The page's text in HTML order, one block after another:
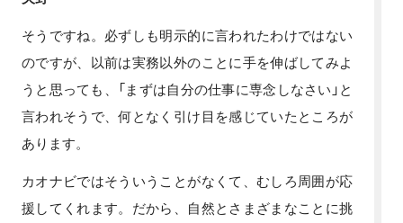
そうですね。必ずしも明示的に言われたわけではない
のですが、以前は実務以外のことに手を伸ばしてみよ
うと思っても、「まずは自分の仕事に専念しなさい」と
言われそうで、何となく引け目を感じていたところが
あります。
カオナビではそういうことがなくて、むしろ周囲が応
援してくれます。だから、自然とさまざまなことに挑